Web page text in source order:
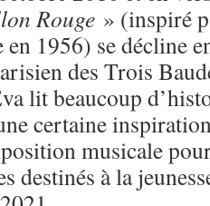
Rouge » (inspiré
1956) se décline
des Trois
lit beaucoup
certaine
musicale
destinés à la